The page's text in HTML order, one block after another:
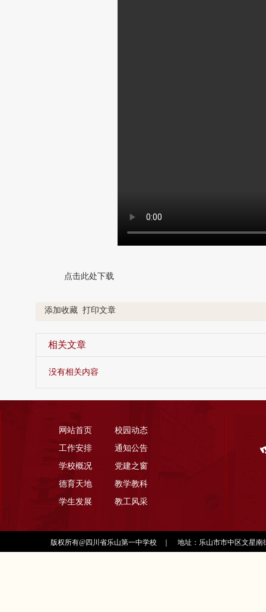
点击此处下载
添加收藏 打印文章
相关文章
没有相关内容
网站首页
校园动态
工作安排
通知公告
学校概况
党建之窗
德育天地
教学教科
学生发展
教工风采
版权所有@四川省乐山第一中学校 地址：乐山市市中区文星南